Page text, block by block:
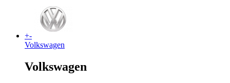
+-
Volkswagen
Volkswagen